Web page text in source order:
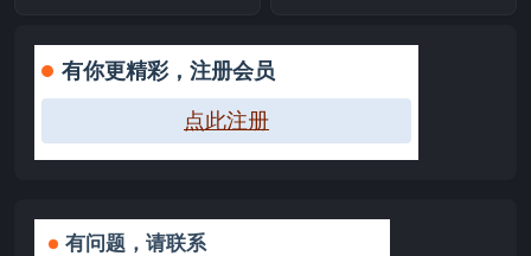
有你更精彩，注册会员
点此注册
有问题，请联系